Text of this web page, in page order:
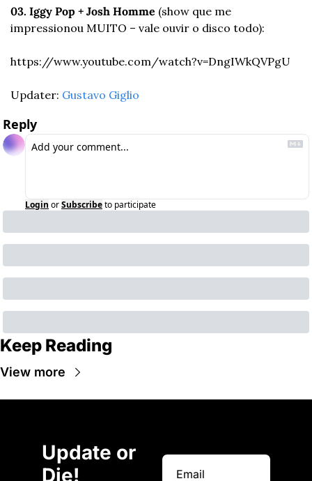
03. Iggy Pop + Josh Homme (show que me
impressionou MUITO – vale ouvir o disco todo):
https://www.youtube.com/watch?v=DngIWkQVPgU
Updater: Gustavo Giglio
Reply
Login orSubscribeto participate
Keep Reading
View more
Update or
Die!